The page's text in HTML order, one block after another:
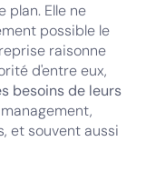
plan. Elle ne
possible le
raisonne
d'entre eux,
besoins de leurs
management,
et souvent aussi